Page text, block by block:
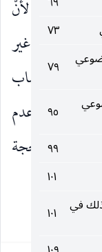
٧٣
٧٩
٩٥
٩٩
١٠١
في ١٠١
والفتاوى لأنَّ
بفتاوى غير
مع حساب
الغالب عدم
فلا تكون حجة